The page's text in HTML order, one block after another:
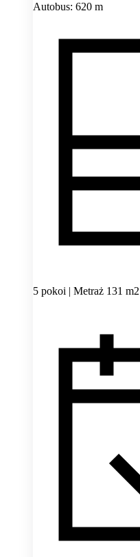
Autobus: 620 m
5 pokoi | Metraż 131 m2